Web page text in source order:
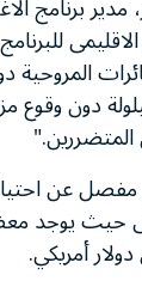
الاقليمى
المروحية
دون وقوع
مفصل عن
حيث يوجد